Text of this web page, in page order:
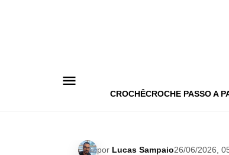
CROCHÊCROCHE PASSO A
por Lucas Sampaio26/06/2026,